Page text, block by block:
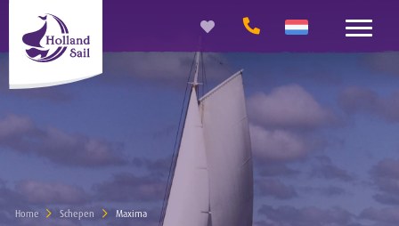
Home Schepen Current:
Maxima